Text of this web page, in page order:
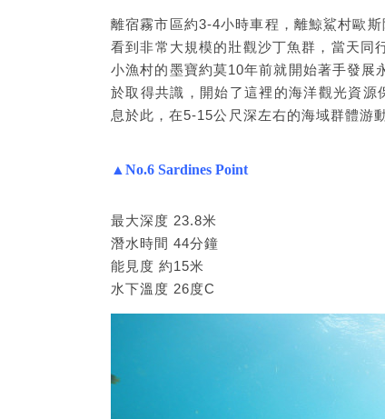
離宿霧市區約3-4小時車程，離鯨鯊村歐
看到非常大規模的壯觀沙丁魚群，當天同
小漁村的墨寶約莫10年前就開始著手發展
於取得共識，開始了這裡的海洋觀光資
息於此，在5-15公尺深左右的海域群體游
▲No.6 Sardines Point
最大深度 23.8米
潛水時間 44分鐘
能見度 約15米
水下溫度 26度C